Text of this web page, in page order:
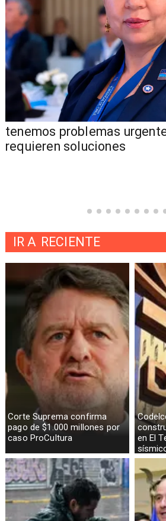
tenemos problemas
requieren soluciones
Corte Suprema confirma
pago de $1.000 millones por
caso ProCultura
en El
IR A RECIENTE